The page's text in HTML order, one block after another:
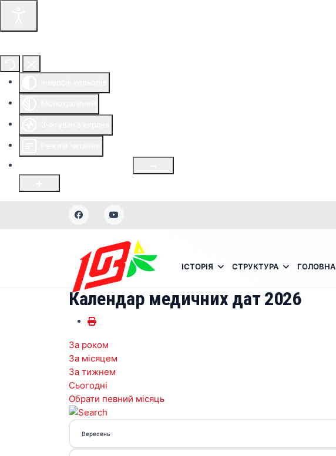
ІСТОРІЯ СТРУКТУРА ГОЛОВНА
Календар медичних дат 2026
За роком
За місяцем
За тижнем
Сьогодні
Обрати певний місяць